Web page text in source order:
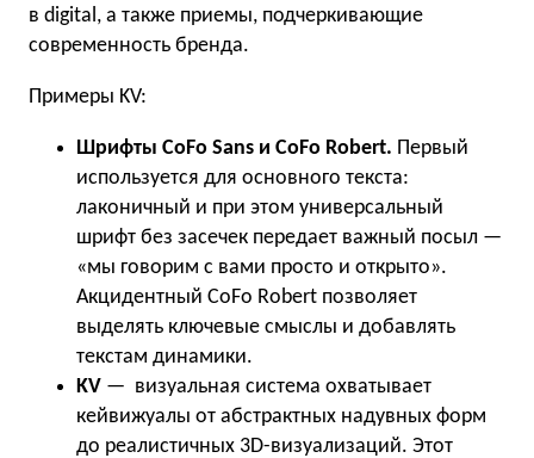
в digital, а также приемы, подчеркивающие
современность бренда.
Примеры KV:
Шрифты CoFo Sans и CoFo Robert. Первый
используется для основного текста:
лаконичный и при этом универсальный
шрифт без засечек передает важный посыл —
«мы говорим с вами просто и открыто».
Акцидентный CoFo Robert позволяет
выделять ключевые смыслы и добавлять
текстам динамики.
KV — визуальная система охватывает
кейвижуалы от абстрактных надувных форм
до реалистичных 3D-визуализаций. Этот